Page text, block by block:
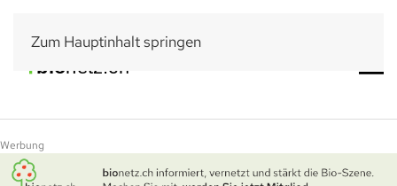
Zum Hauptinhalt springen
Werbung